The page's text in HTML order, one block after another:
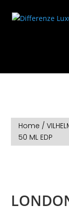
Home /
50 ML EDP